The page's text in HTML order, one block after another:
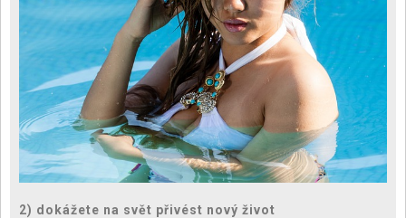
2) dokážete na svět přivést nový život